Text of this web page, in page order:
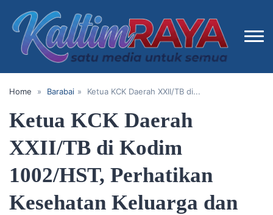
Home » Barabai » ‎Ketua KCK Daerah XXII/TB di...
‎Ketua KCK Daerah
XXII/TB di Kodim
1002/HST, Perhatikan
Kesehatan Keluarga dan